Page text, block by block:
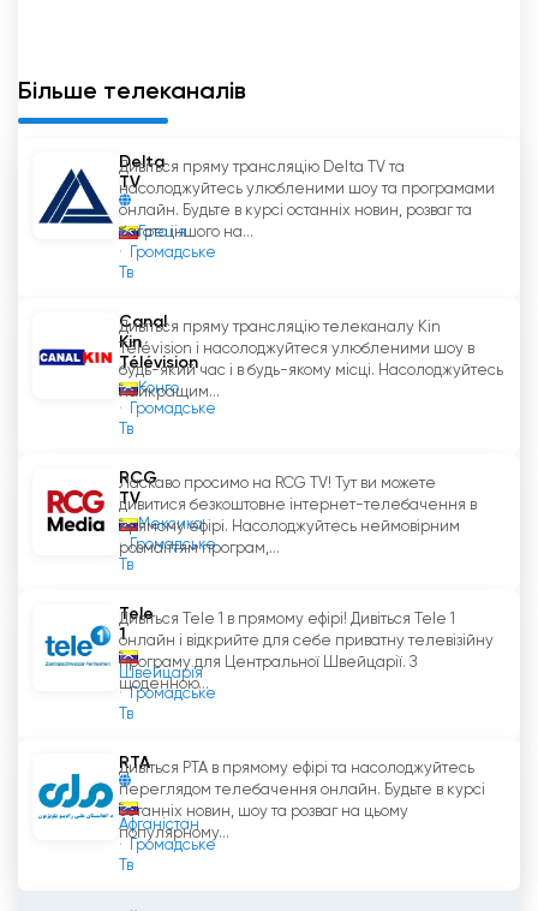
Більше телеканалів
Delta
TV
Греція
Громадське
Тв
Дивіться пряму трансляцію Delta TV та
насолоджуйтесь улюбленими шоу та програмами
онлайн. Будьте в курсі останніх новин, розваг та
багато іншого на...
Canal
Kin
Télévision
Конго
Громадське
Тв
Дивіться пряму трансляцію телеканалу Kin
Télévision і насолоджуйтеся улюбленими шоу в
будь-який час і в будь-якому місці. Насолоджуйтесь
найкращим...
RCG
TV
Мексика
Громадське
Тв
Ласкаво просимо на RCG TV! Тут ви можете
дивитися безкоштовне інтернет-телебачення в
прямому ефірі. Насолоджуйтесь неймовірним
розмаїттям програм,...
Tele
1
Швейцарія
Громадське
Тв
Дивіться Tele 1 в прямому ефірі! Дивіться Tele 1
онлайн і відкрийте для себе приватну телевізійну
програму для Центральної Швейцарії. З
щоденною...
RTA
Афганістан
Громадське
Тв
Дивіться РТА в прямому ефірі та насолоджуйтесь
переглядом телебачення онлайн. Будьте в курсі
останніх новин, шоу та розваг на цьому
популярному...